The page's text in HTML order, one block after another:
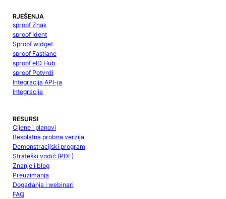
RJEŠENJA
sproof Znak
sproof Ident
Sproof widget
sproof Fastlane
sproof eID Hub
sproof Potvrdi
Integracija API-ja
Integracije
RESURSI
Cijene i planovi
Besplatna probna verzija
Demonstracijski program
Strateški vodič (PDF)
Znanje i blog
Preuzimanja
Događanja i webinari
FAQ